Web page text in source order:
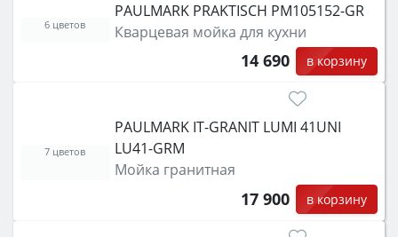
PAULMARK PRAKTISCH PM105152-GR
Кварцевая мойка для кухни
14 690 в корзину
6 цветов
PAULMARK IT-GRANIT LUMI 41UNI
LU41-GRM
Мойка гранитная
17 900 в корзину
7 цветов